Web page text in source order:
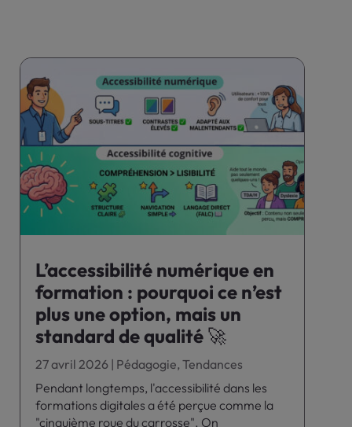
L’accessibilité numérique en
formation : pourquoi ce n’est
plus une option, mais un
standard de qualité 🚀
27 avril 2026| Pédagogie, Tendances
Pendant longtemps, l'accessibilité dans les
formations digitales a été perçue comme la
"cinquième roue du carrosse". On